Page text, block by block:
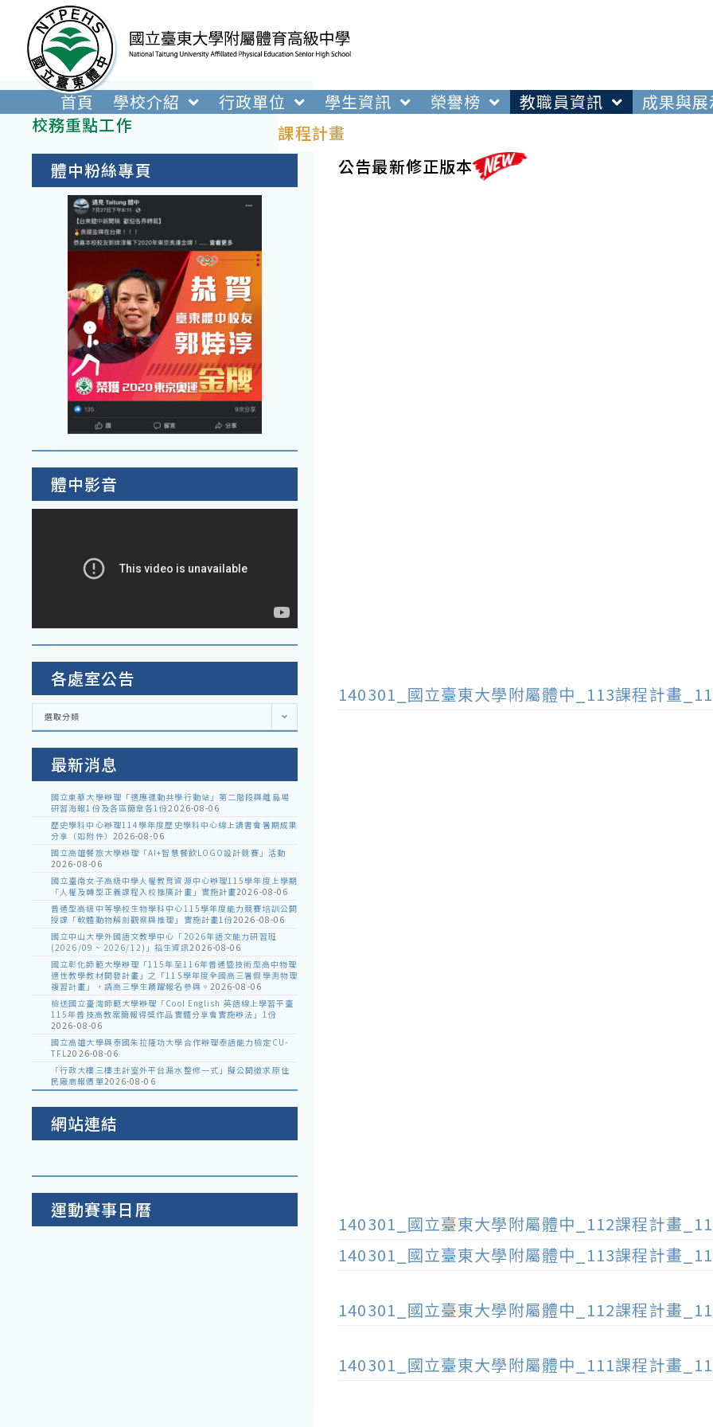
內
首頁 學校介紹 行政單位 學生資訊 榮譽榜 教職員資訊 成果與展
課程計畫
公告最新修正版本
140301_國立臺東大學附屬體中_113課程計畫
140301_國立臺東大學附屬體中_112課程計畫
140301_國立臺東大學附屬體中_113課程計畫
140301_國立臺東大學附屬體中_112課程計畫
140301_國立臺東大學附屬體中_111課程計畫
校務重點工作
體中粉絲專頁
體中影音
各處室公告
各
室
選取分類
最新消息
國立東華大學辦理「適應運動共學行動站」第二階段與離島場
研習海報1份及各區簡章各1份2026-08-06
歷史學科中心辦理114學年度歷史學科中心線上讀書會暑期成果
分享（如附件） 2026-08-06
國立高雄餐旅大學辦理「AI+智慧餐飲LOGO設計競賽」活動
2026-08-06
國立臺南女子高級中學人權教育資源中心辦理115學年度上學期
「人權及轉型正義課程入校推廣計畫」實施計畫2026-08-06
普通型高級中等學校生物學科中心115學年度能力競賽培訓公開
授課「軟體動物解剖觀察與推理」實施計畫1份2026-08-06
國立中山大學外國語文教學中心「2026年語文能力研習班
(2026/09 ~ 2026/12)」招生資訊2026-08-06
國立彰化師範大學辦理「115年至116年普通暨技術型高中物理
適性教學教材開發計畫」之「115學年度全國高三暑假學測物理
複習計畫」，請高三學生踴躍報名參與。 2026-08-06
檢送國立臺灣師範大學辦理「Cool English 英語線上學習平臺
115年普技高教案簡報得獎作品實體分享會實施辦法」1份
2026-08-06
國立高雄大學與泰國朱拉隆功大學合作辦理泰語能力檢定CU-
TFL2026-08-06
「行政大樓三樓主計室外平台漏水整修一式」擬公開徵求原住
民廠商報價單2026-08-06
網站連結
運動賽事日曆